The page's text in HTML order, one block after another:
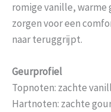
romige vanille,
zorgen voor een
naar teruggrijpt.
Geurprofiel
Topnoten: zachte
Hartnoten: zachte